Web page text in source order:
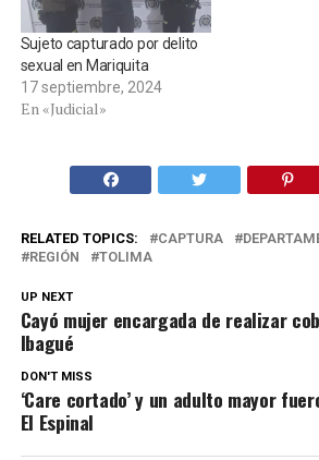
Sujeto capturado por delito
sexual en Mariquita
17 septiembre, 2024
En «Judicial»
RELATED TOPICS: CAPTURA
REGIÓN
TOLIMA
UP NEXT
Cayó mujer encargada de realizar
Ibagué
DON'T MISS
‘Care cortado’ y un adulto mayor
El Espinal